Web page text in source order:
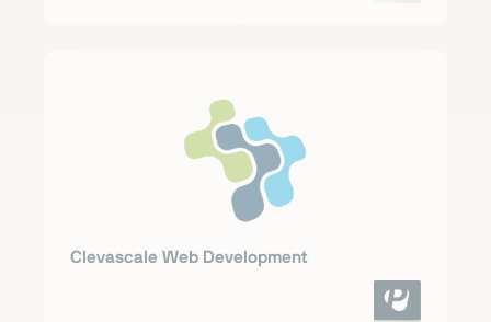
Clevascale Web Development